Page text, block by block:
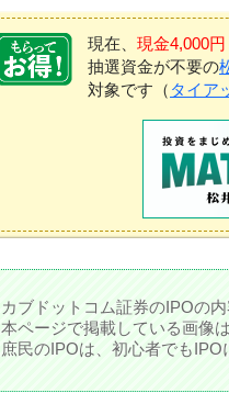
現在、 現金4,000
抽選資金が不要の
対象です（ タイア
カブドットコム証券のIPOの
本ページで掲載している画像
庶民のIPOは、初心者でもIPO